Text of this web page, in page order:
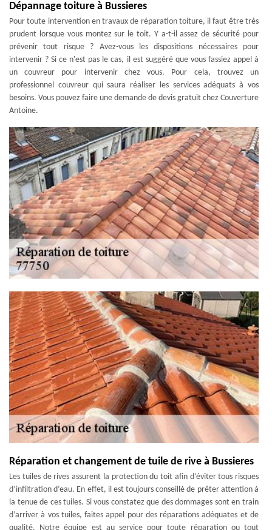
Dépannage toiture à Bussieres
Pour toute intervention en travaux de réparation toiture, il faut être très
prudent lorsque vous montez sur le toit. Y a-t-il assez de sécurité pour
prévenir tout risque ? Avez-vous les dispositions nécessaires pour
intervenir ? Si ce n'est pas le cas, il est suggéré que vous fassiez appel à
un couvreur pour intervenir chez vous. Pour cela, trouvez un
professionnel couvreur qui saura réaliser les services adéquats à vos
besoins. Vous pouvez faire une demande de devis gratuit chez Couverture
Antoine.
Réparation et changement de tuile de rive à Bussieres
Les tuiles de rives assurent la protection du toit afin d’éviter tous risques
d’infiltration d’eau. En effet, il est toujours conseillé de prêter attention à
la tenue de ces tuiles. Si vous constatez que des dommages sont en train
d’arriver à vos tuiles, faites appel pour des réparations adéquates et de
qualité. Notre équipe est au service pour toute réparation ou tout